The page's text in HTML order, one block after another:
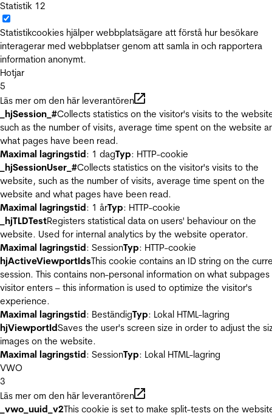
Statistik 12
Statistikcookies hjälper webbplatsägare att förstå hur besökare
interagerar med webbplatser genom att samla in och rapportera
information anonymt.
Hotjar
5
Läs mer om den här leverantören
_hjSession_#Collects statistics on the visitor's visits to the
such as the number of visits, average time spent on the website
what pages have been read.
Maximal lagringstid: 1 dagTyp: HTTP-cookie
_hjSessionUser_#Collects statistics on the visitor's visits to the
website, such as the number of visits, average time spent on the
website and what pages have been read.
Maximal lagringstid: 1 årTyp: HTTP-cookie
_hjTLDTestRegisters statistical data on users' behaviour on the
website. Used for internal analytics by the website operator.
Maximal lagringstid: SessionTyp: HTTP-cookie
hjActiveViewportIdsThis cookie contains an ID string on the
session. This contains non-personal information on what
visitor enters – this information is used to optimize the visitor's
experience.
Maximal lagringstid: BeständigTyp: Lokal HTML-lagring
hjViewportIdSaves the user's screen size in order to adjust the
images on the website.
Maximal lagringstid: SessionTyp: Lokal HTML-lagring
VWO
3
Läs mer om den här leverantören
_vwo_uuid_v2This cookie is set to make split-tests on the